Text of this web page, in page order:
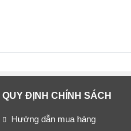
QUY ĐỊNH CHÍNH SÁCH
Hướng dẫn mua hàng